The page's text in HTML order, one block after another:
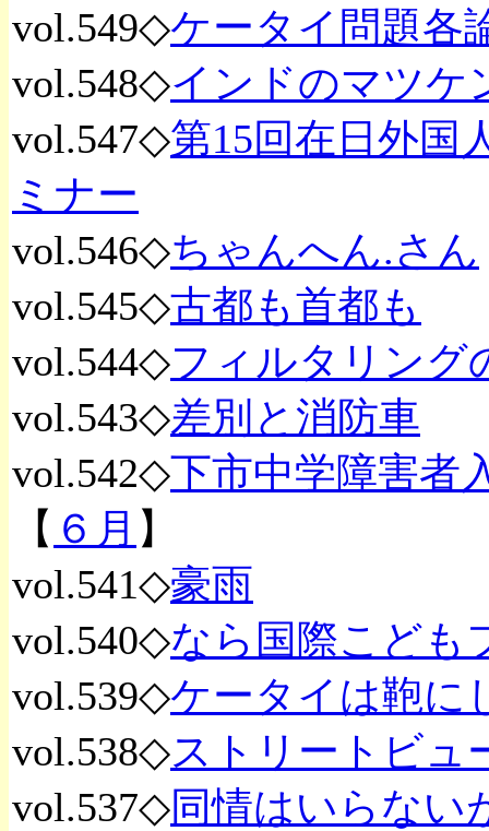
vol.549◇ケータイ問題各
vol.548◇インドのマツケ
vol.547◇第15回在日外国
ミナー
vol.546◇ちゃんへん.さん
vol.545◇古都も首都も
vol.544◇フィルタリング
vol.543◇差別と消防車
vol.542◇下市中学障害者
【 ６月 】
vol.541◇豪雨
vol.540◇なら国際こども
vol.539◇ケータイは鞄に
vol.538◇ストリートビュ
vol.537◇同情はいらない